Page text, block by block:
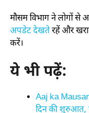
मौसम विभाग ने लोगों से
अपडेट देखतेरहें और
करें।
ये भी पढ़ें:
Aaj ka
दिन की